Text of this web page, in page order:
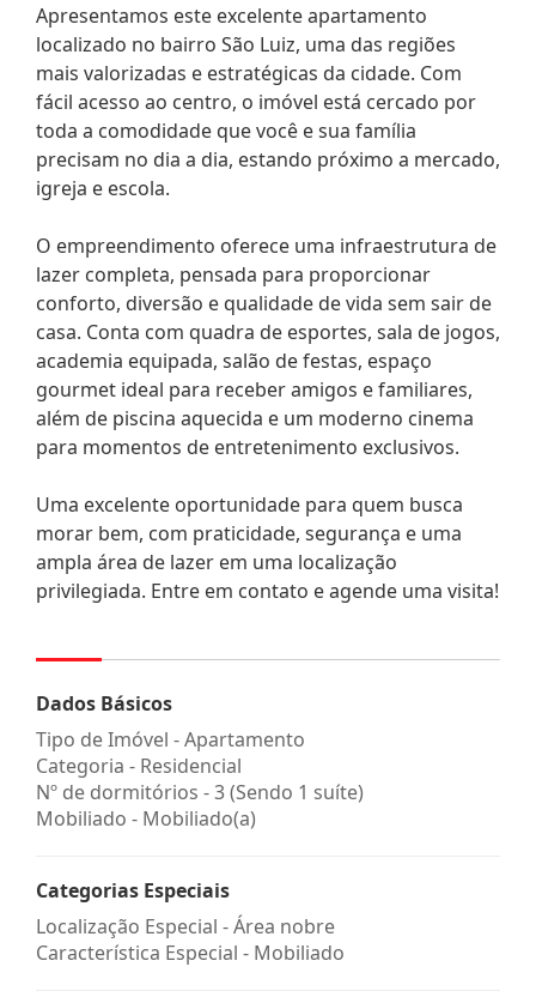
Apresentamos este excelente apartamento
localizado no bairro São Luiz, uma das regiões
mais valorizadas e estratégicas da cidade. Com
fácil acesso ao centro, o imóvel está cercado por
toda a comodidade que você e sua família
precisam no dia a dia, estando próximo a mercado,
igreja e escola.
O empreendimento oferece uma infraestrutura de
lazer completa, pensada para proporcionar
conforto, diversão e qualidade de vida sem sair de
casa. Conta com quadra de esportes, sala de jogos,
academia equipada, salão de festas, espaço
gourmet ideal para receber amigos e familiares,
além de piscina aquecida e um moderno cinema
para momentos de entretenimento exclusivos.
Uma excelente oportunidade para quem busca
morar bem, com praticidade, segurança e uma
ampla área de lazer em uma localização
privilegiada. Entre em contato e agende uma visita!
Dados Básicos
Tipo de Imóvel - Apartamento
Categoria - Residencial
Nº de dormitórios - 3 (Sendo 1 suíte)
Mobiliado - Mobiliado(a)
Categorias Especiais
Localização Especial - Área nobre
Característica Especial - Mobiliado